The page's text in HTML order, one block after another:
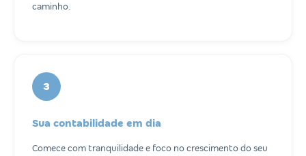
caminho.
3
Sua contabilidade em dia
Comece com tranquilidade e foco no crescimento do seu